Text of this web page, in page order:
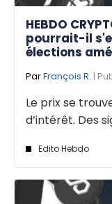
HEBDO
pourrait-il
élections
ParFrançois R. |
Le prix se
d’intérêt. Des
Edito Hebdo